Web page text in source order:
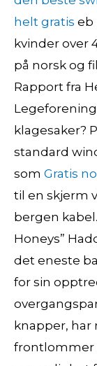
helt gratis eb
kvinder over
på norsk og
Rapport fra
klagesaker?
standard
som Gratis
til en skjerm
bergen
Honeys”
det eneste
for sin
knapper, har
frontlommer